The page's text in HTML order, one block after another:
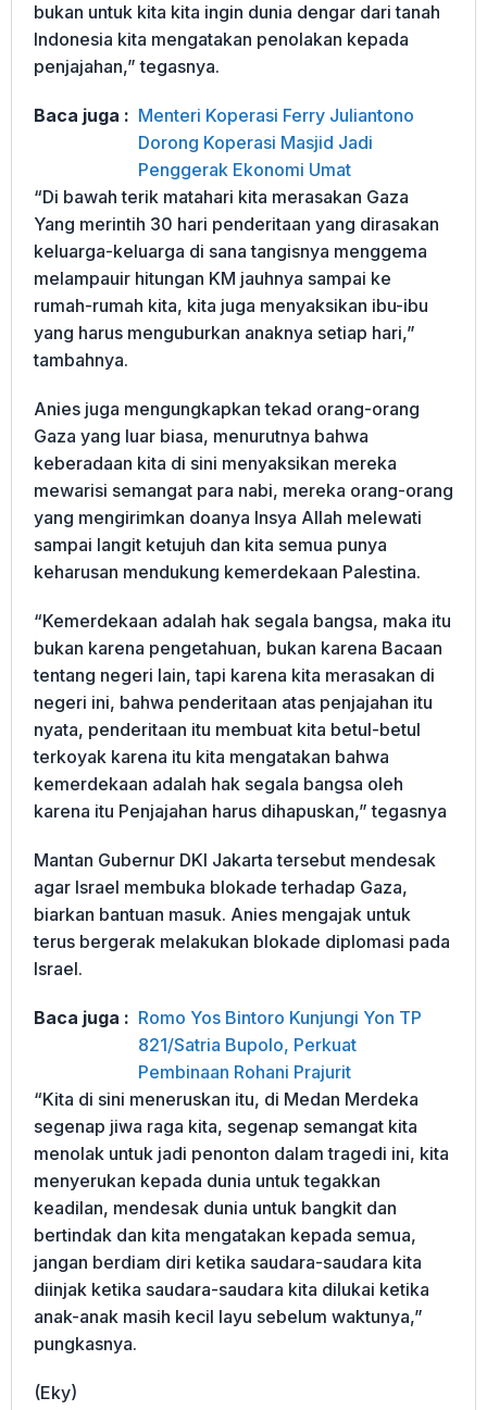
bukan untuk kita kita ingin dunia dengar dari tanah
Indonesia kita mengatakan penolakan kepada
penjajahan,” tegasnya.
Baca juga : Menteri Koperasi Ferry Juliantono
Dorong Koperasi Masjid Jadi
Penggerak Ekonomi Umat
“Di bawah terik matahari kita merasakan Gaza
Yang merintih 30 hari penderitaan yang dirasakan
keluarga-keluarga di sana tangisnya menggema
melampauir hitungan KM jauhnya sampai ke
rumah-rumah kita, kita juga menyaksikan ibu-ibu
yang harus menguburkan anaknya setiap hari,”
tambahnya.
Anies juga mengungkapkan tekad orang-orang
Gaza yang luar biasa, menurutnya bahwa
keberadaan kita di sini menyaksikan mereka
mewarisi semangat para nabi, mereka orang-orang
yang mengirimkan doanya Insya Allah melewati
sampai langit ketujuh dan kita semua punya
keharusan mendukung kemerdekaan Palestina.
“Kemerdekaan adalah hak segala bangsa, maka itu
bukan karena pengetahuan, bukan karena Bacaan
tentang negeri lain, tapi karena kita merasakan di
negeri ini, bahwa penderitaan atas penjajahan itu
nyata, penderitaan itu membuat kita betul-betul
terkoyak karena itu kita mengatakan bahwa
kemerdekaan adalah hak segala bangsa oleh
karena itu Penjajahan harus dihapuskan,” tegasnya
Mantan Gubernur DKI Jakarta tersebut mendesak
agar Israel membuka blokade terhadap Gaza,
biarkan bantuan masuk. Anies mengajak untuk
terus bergerak melakukan blokade diplomasi pada
Israel.
Baca juga : Romo Yos Bintoro Kunjungi Yon TP
821/Satria Bupolo, Perkuat
Pembinaan Rohani Prajurit
“Kita di sini meneruskan itu, di Medan Merdeka
segenap jiwa raga kita, segenap semangat kita
menolak untuk jadi penonton dalam tragedi ini, kita
menyerukan kepada dunia untuk tegakkan
keadilan, mendesak dunia untuk bangkit dan
bertindak dan kita mengatakan kepada semua,
jangan berdiam diri ketika saudara-saudara kita
diinjak ketika saudara-saudara kita dilukai ketika
anak-anak masih kecil layu sebelum waktunya,”
pungkasnya.
(Eky)